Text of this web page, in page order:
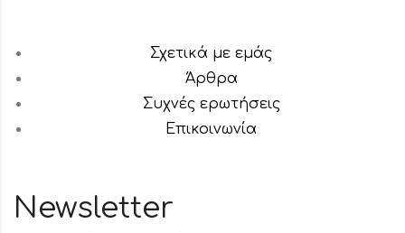
Σχετικά με εμάς
Άρθρα
Συχνές ερωτήσεις
Επικοινωνία
Newsletter